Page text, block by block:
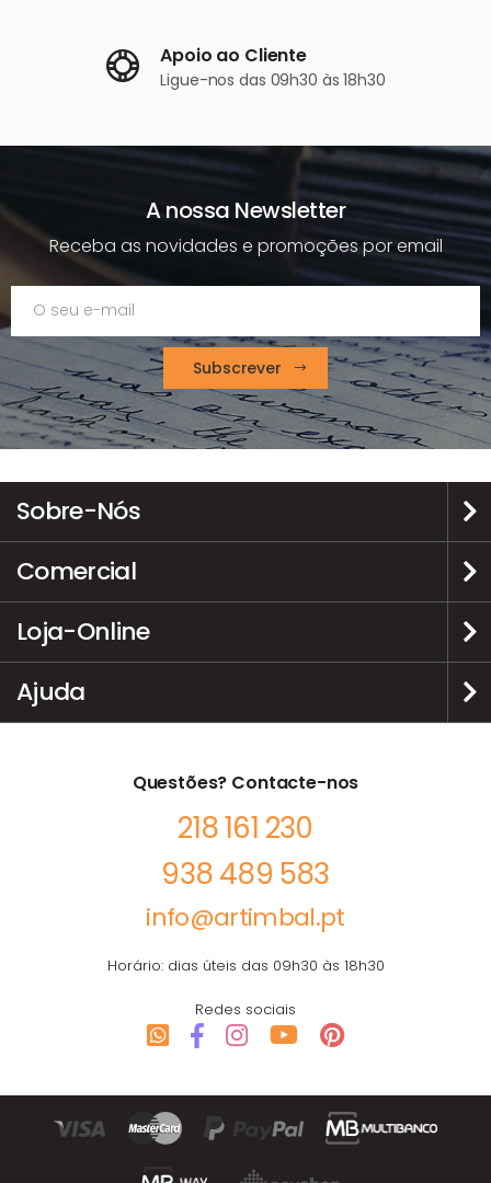
Apoio ao Cliente
Ligue-nos das 09h30 às 18h30
A nossa Newsletter
Receba as novidades e promoções por email
Subscrever
Sobre-Nós
Comercial
Loja-Online
Ajuda
Questões? Contacte-nos
218 161 230
938 489 583
info@artimbal.pt
Horário: dias úteis das 09h30 às 18h30
Redes sociais